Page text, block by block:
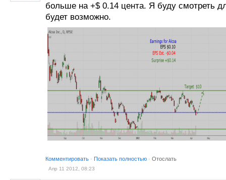
больше на +$ 0.14 цента. Я буду смотреть
будет возможно.
Комментировать · Показать полностью · Отослать
Апр 11 2012, 08:23